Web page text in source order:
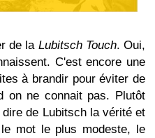
de la Lubitsch Touch. Oui,
C'est encore une
à brandir pour éviter de
on ne connait pas. Plutôt
de Lubitsch la vérité et
mot le plus modeste, le